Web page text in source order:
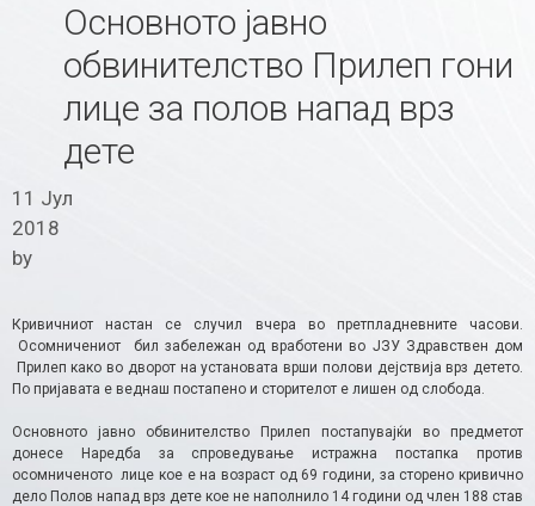
Основното јавно
обвинителство Прилеп гони
лице за полов напад врз
дете
11 Јул
2018
by
Кривичниот настан се случил вчера во претпладневните часови.
Осомничениот бил забележан од вработени во ЈЗУ Здравствен дом
Прилеп како во дворот на установата врши полови дејствија врз детето.
По пријавата е веднаш постапено и сторителот е лишен од слобода.
Основното јавно обвинителство Прилеп постапувајќи во предметот
донесе Наредба за спроведување истражна постапка против
осомниченото лице кое е на возраст од 69 години, за сторено кривично
дело Полов напад врз дете кое не наполнило 14 години од член 188 став